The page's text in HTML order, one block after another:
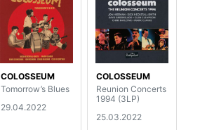
COLOSSEUM
Tomorrow’s Blues
29.04.2022
COLOSSEUM
Reunion Concerts
1994 (3LP)
25.03.2022